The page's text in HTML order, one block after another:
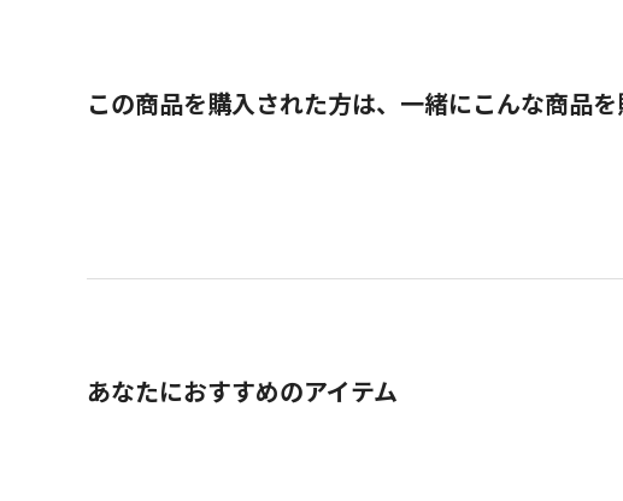
この商品を購入された方は、一緒にこんな商品を
あなたにおすすめのアイテム